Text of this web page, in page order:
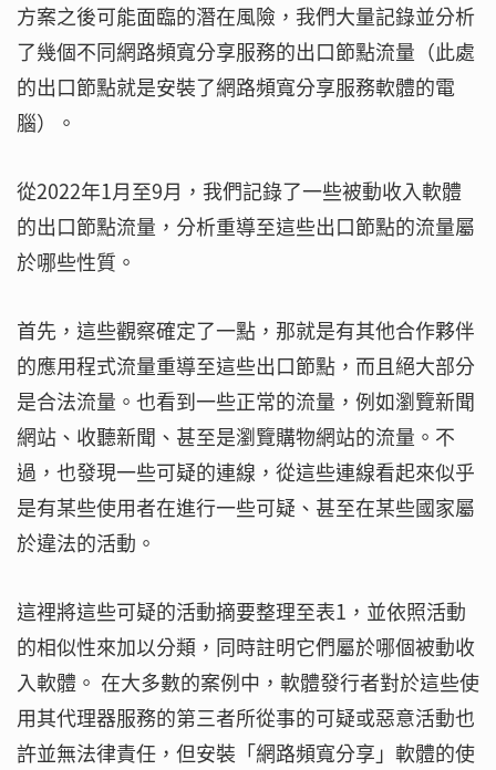
方案之後可能面臨的潛在風險，我們大量記錄並分析
了幾個不同網路頻寬分享服務的出口節點流量（此處
的出口節點就是安裝了網路頻寬分享服務軟體的電
腦）。
從2022年1月至9月，我們記錄了一些被動收入軟體
的出口節點流量，分析重導至這些出口節點的流量屬
於哪些性質。
首先，這些觀察確定了一點，那就是有其他合作夥伴
的應用程式流量重導至這些出口節點，而且絕大部分
是合法流量。也看到一些正常的流量，例如瀏覽新聞
網站、收聽新聞、甚至是瀏覽購物網站的流量。不
過，也發現一些可疑的連線，從這些連線看起來似乎
是有某些使用者在進行一些可疑、甚至在某些國家屬
於違法的活動。
這裡將這些可疑的活動摘要整理至表1，並依照活動
的相似性來加以分類，同時註明它們屬於哪個被動收
入軟體。 在大多數的案例中，軟體發行者對於這些使
用其代理器服務的第三者所從事的可疑或惡意活動也
許並無法律責任，但安裝「網路頻寬分享」軟體的使